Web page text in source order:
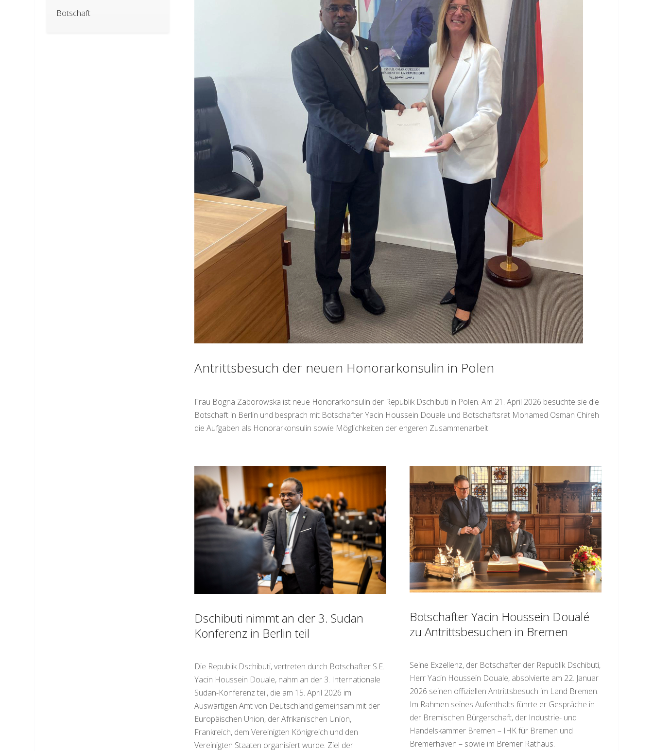
Botschaft
Antrittsbesuch der neuen Honorarkonsulin in Polen
Frau Bogna Zaborowska ist neue Honorarkonsulin der Republik Dschibuti in Polen. Am 21. April 2026 besuchte sie die
Botschaft in Berlin und besprach mit Botschafter Yacin Houssein Douale und Botschaftsrat Mohamed Osman Chireh
die Aufgaben als Honorarkonsulin sowie Möglichkeiten der engeren Zusammenarbeit.
Dschibuti nimmt an der 3. Sudan
Konferenz in Berlin teil
Die Republik Dschibuti, vertreten durch Botschafter S.E.
Yacin Houssein Douale, nahm an der 3. Internationale
Sudan-Konferenz teil, die am 15. April 2026 im
Auswärtigen Amt von Deutschland gemeinsam mit der
Europäischen Union, der Afrikanischen Union,
Frankreich, dem Vereinigten Königreich und den
Vereinigten Staaten organisiert wurde. Ziel der
Botschafter Yacin Houssein Doualé
zu Antrittsbesuchen in Bremen
Seine Exzellenz, der Botschafter der Republik Dschibuti,
Herr Yacin Houssein Douale, absolvierte am 22. Januar
2026 seinen offiziellen Antrittsbesuch im Land Bremen.
Im Rahmen seines Aufenthalts führte er Gespräche in
der Bremischen Bürgerschaft, der Industrie- und
Handelskammer Bremen – IHK für Bremen und
Bremerhaven – sowie im Bremer Rathaus.